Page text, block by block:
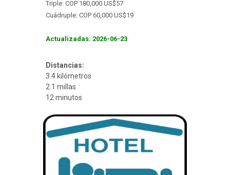
Triple: COP 180,000 US$57
Cuádruple: COP 60,000 US$19
Actualizadas: 2026-06-23
Distancias:
3.4 kilómetros
2.1 millas
12 minutos